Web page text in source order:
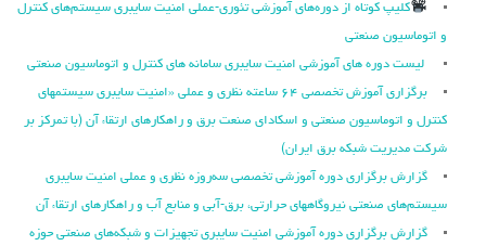
کلیپ کوتاه از دوره‌های آموزشی تئوری-عملی امنیت سایبری سیستم‌های کنترل
و اتوماسیون صنعتی
لیست دوره های آموزشی امنیت سایبری سامانه های کنترل و اتوماسیون صنعتی
برگزاری آموزش تخصصی ۶۴ ساعته نظری و عملی «امنیت سایبری سیستمهای
کنترل و اتوماسیون صنعتی و اسکادای صنعت برق و راهکارهای ارتقاء آن (با تمرکز بر
شرکت مدیریت شبکه برق ایران)
گزارش برگزاری دوره آموزشی تخصصی سه‌روزه نظری و عملی امنیت سایبری
سیستم‌های صنعتی نیروگاه‏های حرارتی، برق‏-آبی و منابع آب و راهکارهای ارتقاء آن
گزارش برگزاری دوره آموزشی امنیت سایبری تجهیزات و شبکه‌های صنعتی حوزه